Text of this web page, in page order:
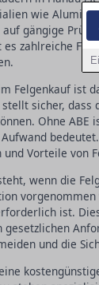
wie
gängige
zahlreiche
Felgenkauf ist
sicher,
Ohne
Vorteile von
wenn die
ist.
und die